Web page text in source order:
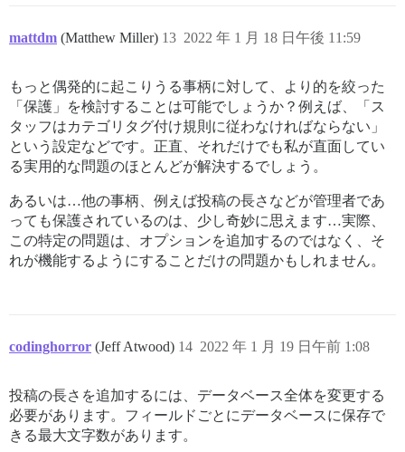
mattdm (Matthew Miller) 2022 年 1 月 18 日午後 11:59
13
もっと偶発的に起こりうる事柄に対して、より的を絞った
「保護」を検討することは可能でしょうか？例えば、「ス
タッフはカテゴリタグ付け規則に従わなければならない」
という設定などです。正直、それだけでも私が直面してい
る実用的な問題のほとんどが解決するでしょう。
あるいは…他の事柄、例えば投稿の長さなどが管理者であ
っても保護されているのは、少し奇妙に思えます…実際、
この特定の問題は、オプションを追加するのではなく、そ
れが機能するようにすることだけの問題かもしれません。
codinghorror (Jeff Atwood) 2022 年 1 月 19 日午前 1:08
14
投稿の長さを追加するには、データベース全体を変更する
必要があります。フィールドごとにデータベースに保存で
きる最大文字数があります。